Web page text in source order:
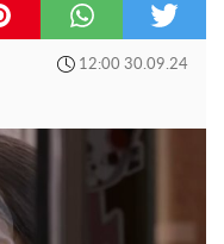
12:00 30.09.24